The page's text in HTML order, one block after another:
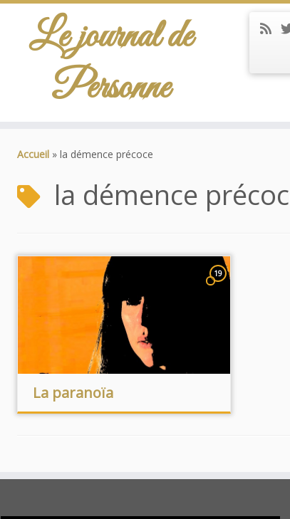
Le journal de
Personne
Accueil » la démence précoce
la démence
19
La paranoïa